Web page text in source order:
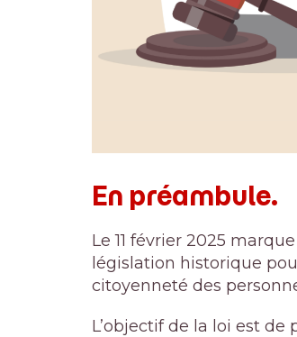
En préambule.
Le 11 février 2025
législation historique
citoyenneté des
L’objectif de la loi est